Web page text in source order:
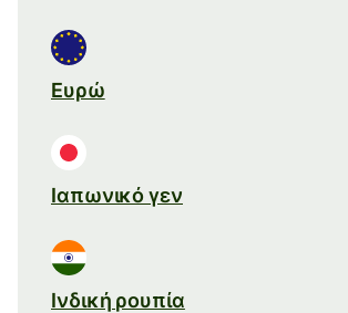
Ευρώ
Ιαπωνικό γεν
Ινδική ρουπία